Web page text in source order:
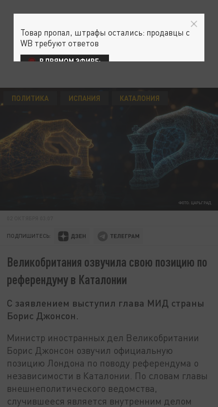
ФОТО: ЦАРЬГРАД
ПОЛИТИКА ИСПАНИЯ КАТАЛОНИЯ
ПОДПИШИТЕСЬ:
Великобритания озвучила свою позицию по
референдуму в Каталонии
С заявлением выступил глава МИД страны
Борис Джонсон.
Министр иностранных дел Великобритании
Борис Джонсон озвучил официальную
позицию Лондона по поводу референдума о
независимости в Каталонии. По словам главы
внешнеполитического ведомства,
случившееся является внутренним делом
Товар пропал, штрафы остались: продавцы с
WB требуют ответов
В ПРЯМОМ ЭФИРЕ: